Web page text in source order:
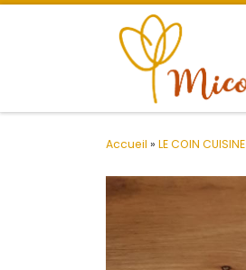
Passer au contenu
Accueil » LE COIN CUISINE